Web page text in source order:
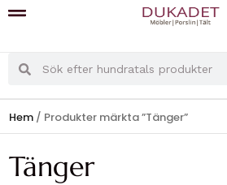
Hem / Produkter märkta ”Tänger”
Tänger